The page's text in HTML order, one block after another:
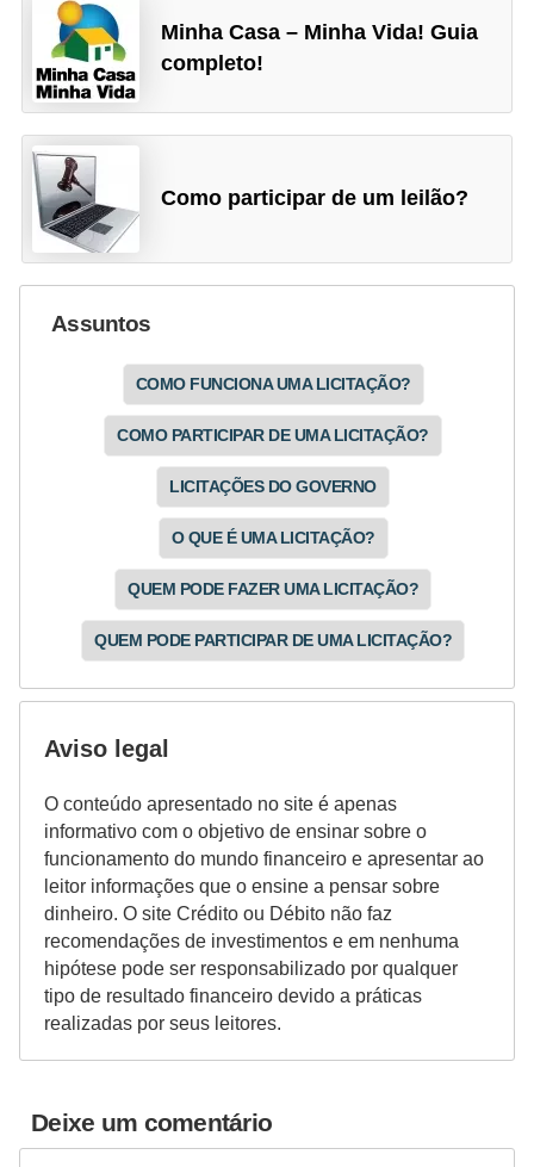
Minha Casa – Minha Vida! Guia
completo!
Como participar de um leilão?
Assuntos
COMO FUNCIONA UMA LICITAÇÃO?
COMO PARTICIPAR DE UMA LICITAÇÃO?
LICITAÇÕES DO GOVERNO
O QUE É UMA LICITAÇÃO?
QUEM PODE FAZER UMA LICITAÇÃO?
QUEM PODE PARTICIPAR DE UMA LICITAÇÃO?
Aviso legal
O conteúdo apresentado no site é apenas
informativo com o objetivo de ensinar sobre o
funcionamento do mundo financeiro e apresentar ao
leitor informações que o ensine a pensar sobre
dinheiro. O site Crédito ou Débito não faz
recomendações de investimentos e em nenhuma
hipótese pode ser responsabilizado por qualquer
tipo de resultado financeiro devido a práticas
realizadas por seus leitores.
Deixe um comentário
a
n
ç
a
P
r
o
g
a
m
n
s
a